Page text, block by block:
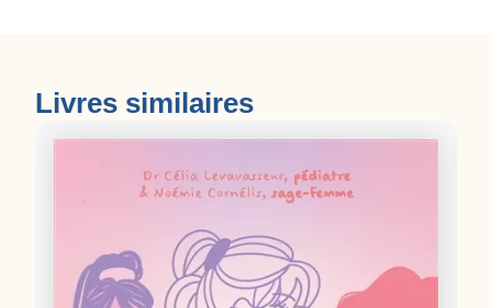
Livres similaires